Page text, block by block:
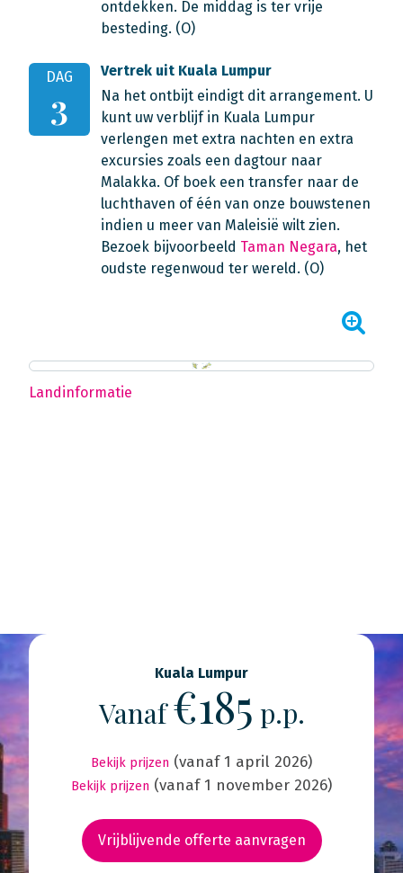
ontdekken. De middag is ter vrije
besteding. (O)
DAG
3
Vertrek uit Kuala Lumpur
Na het ontbijt eindigt dit arrangement. U
kunt uw verblijf in Kuala Lumpur
verlengen met extra nachten en extra
excursies zoals een dagtour naar
Malakka. Of boek een transfer naar de
luchthaven of één van onze bouwstenen
indien u meer van Maleisië wilt zien.
Bezoek bijvoorbeeld Taman Negara, het
oudste regenwoud ter wereld. (O)
Landinformatie
Kuala Lumpur
Vanaf€185 p.p.
Bekijk prijzen (vanaf 1 april 2026)
Bekijk prijzen (vanaf 1 november 2026)
Vrijblijvende offerte aanvragen